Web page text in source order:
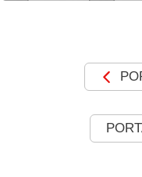
SHOWROOM
DEVIS &